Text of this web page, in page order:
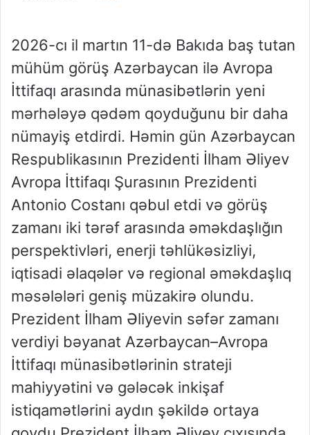
2026-cı il martın 11-də Bakıda baş tutan
mühüm görüş Azərbaycan ilə Avropa
İttifaqı arasında münasibətlərin yeni
mərhələyə qədəm qoyduğunu bir daha
nümayiş etdirdi. Həmin gün Azərbaycan
Respublikasının Prezidenti İlham Əliyev
Avropa İttifaqı Şurasının Prezidenti
Antonio Costanı qəbul etdi və görüş
zamanı iki tərəf arasında əməkdaşlığın
perspektivləri, enerji təhlükəsizliyi,
iqtisadi əlaqələr və regional əməkdaşlıq
məsələləri geniş müzakirə olundu.
Prezident İlham Əliyevin səfər zamanı
verdiyi bəyanat Azərbaycan–Avropa
İttifaqı münasibətlərinin strateji
mahiyyətini və gələcək inkişaf
istiqamətlərini aydın şəkildə ortaya